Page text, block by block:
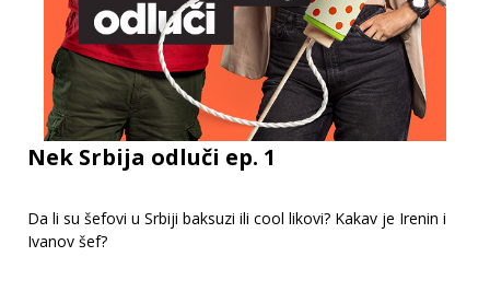
Nek Srbija odluči ep. 1
Da li su šefovi u Srbiji baksuzi ili cool likovi? Kakav je Irenin i
Ivanov šef?